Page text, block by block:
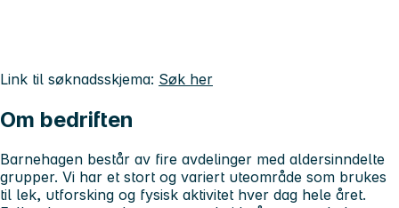
Link til søknadsskjema: Søk her
Om bedriften
Barnehagen består av fire avdelinger med aldersinndelte
grupper. Vi har et stort og variert uteområde som brukes
til lek, utforsking og fysisk aktivitet hver dag hele året.